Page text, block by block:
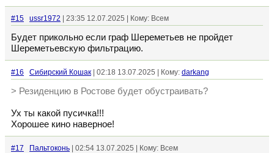
#15 ussr1972 | 23:35 12.07.2025 | Кому: Всем
Будет прикольно если граф Шереметьев не пройдет
Шереметьевскую фильтрацию.
#16 Сибирский Кошак | 02:18 13.07.2025 | Кому: darkang
> Резиденцию в Ростове будет обустраивать?
Ух ты какой пусичка!!!
Хорошее кино наверное!
#17 Пальтоконь | 02:54 13.07.2025 | Кому: Всем